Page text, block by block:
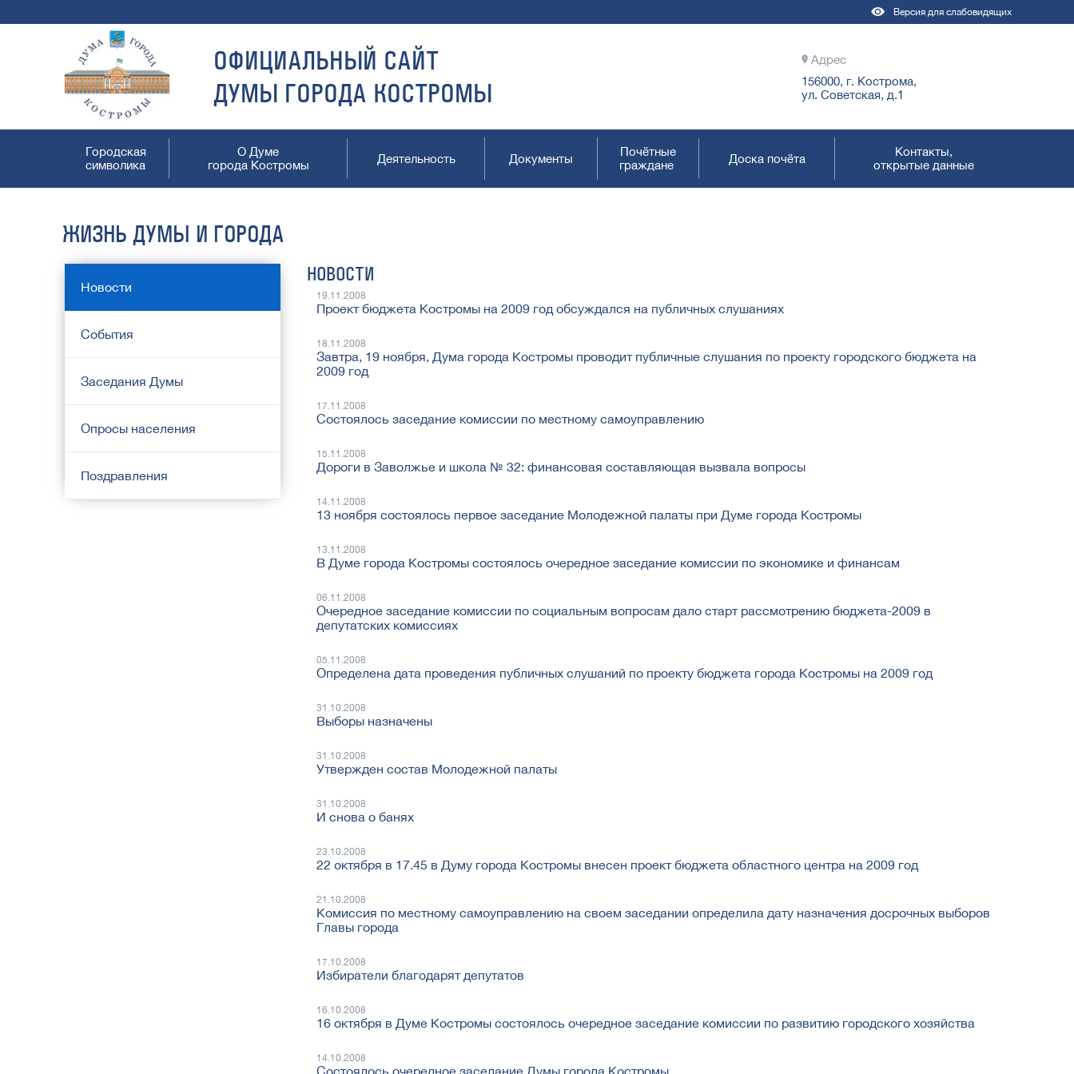
Версия для слабовидящих
ОФИЦИАЛЬНЫЙ САЙТ
ДУМЫ ГОРОДА КОСТРОМЫ
Адрес
156000, г. Кострома,
ул. Советская, д.1
Городская
символика
О Думе
города Костромы
Деятельность Документы
Почётные
граждане
Доска почёта
Контакты,
открытые данные
ЖИЗНЬ ДУМЫ И ГОРОДА
Новости
События
Заседания Думы
Опросы населения
Поздравления
НОВОСТИ
19.11.2008
Проект бюджета Костромы на 2009 год обсуждался на публичных слушаниях
18.11.2008
Завтра, 19 ноября, Дума города Костромы проводит публичные слушания по проекту городского бюджета на
2009 год
17.11.2008
Cостоялось заседание комиссии по местному самоуправлению
15.11.2008
Дороги в Заволжье и школа № 32: финансовая составляющая вызвала вопросы
14.11.2008
13 ноября состоялось первое заседание Молодежной палаты при Думе города Костромы
13.11.2008
В Думе города Костромы состоялось очередное заседание комиссии по экономике и финансам
06.11.2008
Очередное заседание комиссии по социальным вопросам дало старт рассмотрению бюджета-2009 в
депутатских комиссиях
05.11.2008
Определена дата проведения публичных слушаний по проекту бюджета города Костромы на 2009 год
31.10.2008
Выборы назначены
31.10.2008
Утвержден состав Молодежной палаты
31.10.2008
И снова о банях
23.10.2008
22 октября в 17.45 в Думу города Костромы внесен проект бюджета областного центра на 2009 год
21.10.2008
Комиссия по местному самоуправлению на своем заседании определила дату назначения досрочных выборов
Главы города
17.10.2008
Избиратели благодарят депутатов
16.10.2008
16 октября в Думе Костромы состоялось очередное заседание комиссии по развитию городского хозяйства
14.10.2008
Состоялось очередное заседание Думы города Костромы